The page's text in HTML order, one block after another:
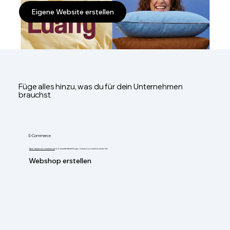
Eigene Website erstellen
Füge alles hinzu, was du für dein Unternehmen
brauchst
E-Commerce
Baue deinen eCommerce aufund verwalte Bestellungen, Versand und mehr an einem Ort.
Webshop erstellen